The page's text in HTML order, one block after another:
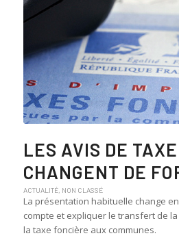
LES AVIS DE
CHANGENT DE
ACTUALITÉ, NON CLASSÉ
La présentation habituelle change
compte et expliquer le transfert de
la taxe foncière aux communes.